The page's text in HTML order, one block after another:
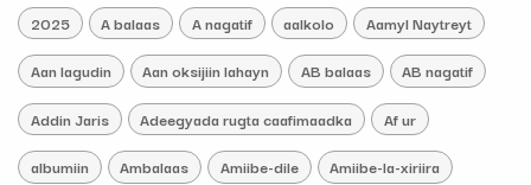
2025 A balaas A nagatif aalkolo Aamyl Naytreyt
Aan lagudin Aan oksijiin lahayn AB balaas AB nagatif
Addin Jaris Adeegyada rugta caafimaadka Af ur
albumiin Ambalaas Amiibe-dile Amiibe-la-xiriira